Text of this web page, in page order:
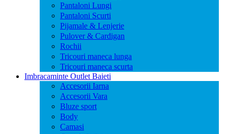
Pantaloni Lungi
Pantaloni Scurti
Pijamale & Lenjerie
Pulover & Cardigan
Rochii
Tricouri maneca lunga
Tricouri maneca scurta
Imbracaminte Outlet Baieti
Accesorii Iarna
Accesorii Vara
Bluze sport
Body
Camasi